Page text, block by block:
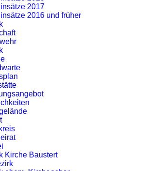
2017
2016 und früher
Kirche Baustert